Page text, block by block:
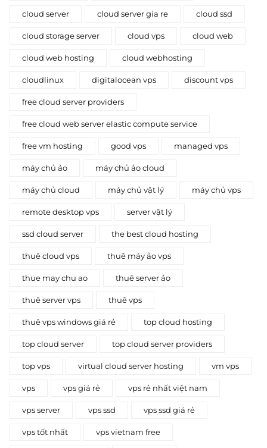
cloud server cloud server gia re cloud ssd
cloud storage server cloud vps cloud web
cloud web hosting cloud webhosting
cloudlinux digitalocean vps discount vps
free cloud server providers
free cloud web server elastic compute service
free vm hosting good vps managed vps
máy chủ ảo máy chủ ảo cloud
máy chủ cloud máy chủ vật lý máy chủ vps
remote desktop vps server vật lý
ssd cloud server the best cloud hosting
thuê cloud vps thuê máy ảo vps
thue may chu ao thuê server ảo
thuê server vps thuê vps
thuê vps windows giá rẻ top cloud hosting
top cloud server top cloud server providers
top vps virtual cloud server hosting vm vps
vps vps giá rẻ vps rẻ nhất việt nam
vps server vps ssd vps ssd giá rẻ
vps tốt nhất vps vietnam free